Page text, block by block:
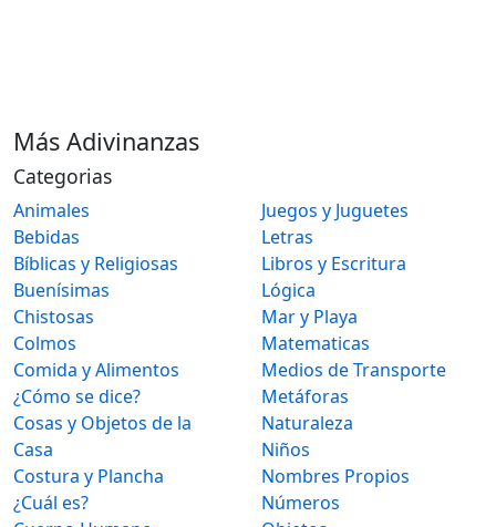
Más Adivinanzas
Categorias
Animales
Bebidas
Bíblicas y Religiosas
Buenísimas
Chistosas
Colmos
Comida y Alimentos
¿Cómo se dice?
Cosas y Objetos de la
Casa
Costura y Plancha
¿Cuál es?
Juegos y Juguetes
Letras
Libros y Escritura
Lógica
Mar y Playa
Matematicas
Medios de Transporte
Metáforas
Naturaleza
Niños
Nombres Propios
Números